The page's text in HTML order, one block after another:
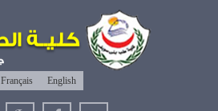
English
Français